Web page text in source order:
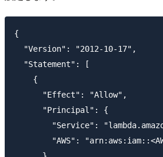
{
  "Version": "2012-10-17",
  "Statement": [
    {
      "Effect": "Allow",
      "Principal": {
"Service":
"AWS":